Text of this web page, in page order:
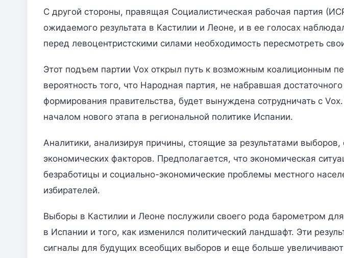
С другой стороны, правящая Социалистическая рабочая партия
ожидаемого результата в Кастилии и Леоне, и в ее голосах
перед левоцентристскими силами необходимость пересмотреть
Этот подъем партии Vox открыл путь к возможным коалиционным
вероятность того, что Народная партия, не набравшая
формирования правительства, будет вынуждена сотрудничать с
началом нового этапа в региональной политике Испании.
Аналитики, анализируя причины, стоящие за результатами
экономических факторов. Предполагается, что экономическая
безработицы и социально-экономические проблемы местного
избирателей.
Выборы в Кастилии и Леоне послужили своего рода барометром
в Испании и того, как изменился политический ландшафт. Эти
сигналы для будущих всеобщих выборов и еще больше